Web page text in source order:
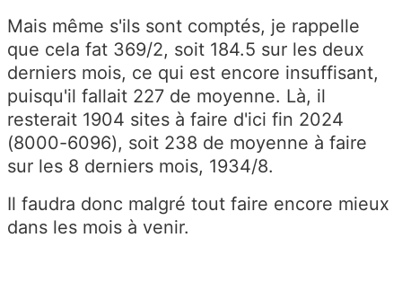
Mais même s'ils sont comptés, je rappelle
que cela fat 369/2, soit 184.5 sur les deux
derniers mois, ce qui est encore insuffisant,
puisqu'il fallait 227 de moyenne. Là, il
resterait 1904 sites à faire d'ici fin 2024
(8000-6096), soit 238 de moyenne à faire
sur les 8 derniers mois, 1934/8.
Il faudra donc malgré tout faire encore mieux
dans les mois à venir.